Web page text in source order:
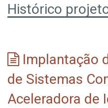
Histórico
Implantação
de Sistemas
Aceleradora de